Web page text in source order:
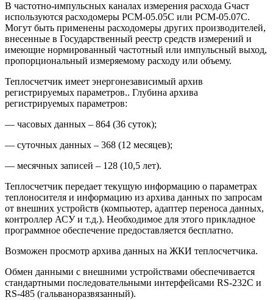
В частотно-импульсных каналах измерения расхода Gчаст
используются расходомеры РСМ-05.05C или РСМ-05.07C.
Могут быть применены расходомеры других производителей,
внесенные в Государственный реестр средств измерений и
имеющие нормированный частотный или импульсный выход,
пропорциональный измеряемому расходу или объему.
Теплосчетчик имеет энергонезависимый архив
регистрируемых параметров.. Глубина архива
регистрируемых параметров:
— часовых данных – 864 (36 суток);
— суточных данных – 368 (12 месяцев);
— месячных записей – 128 (10,5 лет).
Теплосчетчик передает текущую информацию о параметрах
теплоносителя и информацию из архива данных по запросам
от внешних устройств (компьютер, адаптер переноса данных,
контроллер АСУ и т.д.). Необходимое для этого прикладное
программное обеспечение предоставляется бесплатно.
Возможен просмотр архива данных на ЖКИ теплосчетчика.
Обмен данными с внешними устройствами обеспечивается
стандартными последовательными интерфейсами RS-232С и
RS-485 (гальваноразвязанный).